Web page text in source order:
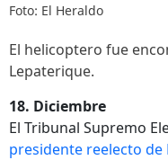
Foto: El Heraldo
El helicoptero fue
Lepaterique.
18. Diciembre
El Tribunal Supremo
presidente reelecto de